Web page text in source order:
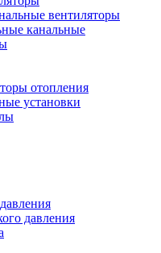
вентиляторы
канальные
отопления
установки
давления